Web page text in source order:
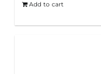
Add to cart